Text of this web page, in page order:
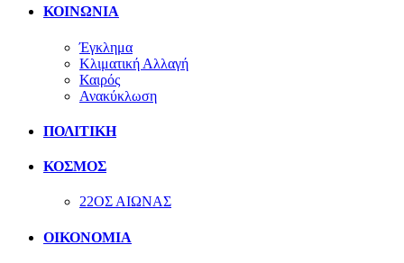
ΚΟΙΝΩΝΙΑ
Έγκλημα
Κλιματική Αλλαγή
Καιρός
Ανακύκλωση
ΠΟΛΙΤΙΚΗ
ΚΟΣΜΟΣ
22ΟΣ ΑΙΩΝΑΣ
ΟΙΚΟΝΟΜΙΑ